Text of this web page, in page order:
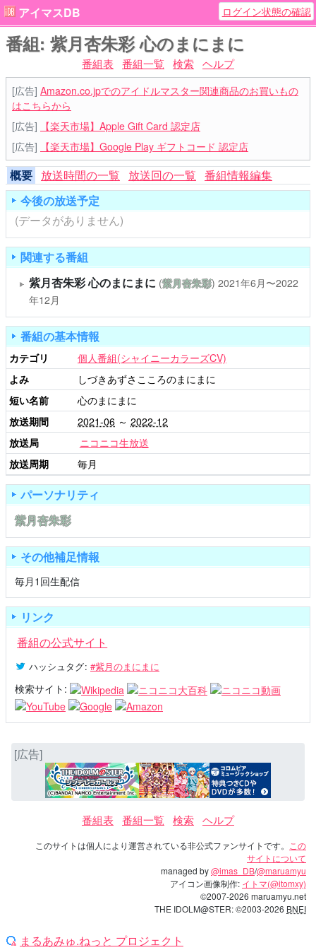
アイマスDB ログイン状態の確認
番組: 紫月杏朱彩 心のまにまに
番組表 番組一覧 検索 ヘルプ
[広告] Amazon.co.jpでのアイドルマスター関連商品のお買いもの
はこちらから
[広告]
【楽天市場】Apple Gift Card 認定店
[広告]
【楽天市場】Google Play ギフトコード 認定店
概要 放送時間の一覧 放送回の一覧 番組情報編集
今後の放送予定
(データがありません)
関連する番組
紫月杏朱彩 心のまにまに (紫月杏朱彩) 2021年6月〜2022
年12月
番組の基本情報
カテゴリ
個人番組(シャイニーカラーズCV)
よみ
しづきあずさこころのまにまに
短い名前
心のまにまに
放送期間
2021-06 ～ 2022-12
放送局
ニコニコ生放送
放送周期
毎月
パーソナリティ
紫月杏朱彩
その他補足情報
毎月1回生配信
リンク
番組の公式サイト
ハッシュタグ: #紫月のまにまに
検索サイト:
[広告]
番組表 番組一覧 検索 ヘルプ
このサイトは個人により運営されている非公式ファンサイトです。
この
サイトについて
managed by@imas_DB/@maruamyu
アイコン画像制作: イトマ(@itomxy)
©2007-2026 maruamyu.net
THE IDOLM@STER: ©2003-2026 BNEI
まるあみゅ.ねっと プロジェクト